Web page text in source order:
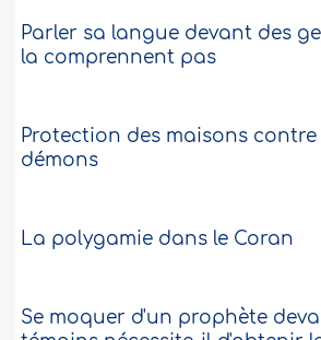
femmes etcouchait avec
conseillé plusieurs fois,
lasourde oreille, ce qui a
amoureuse avec une jeune
Parler sa langue devant des
la comprennent pas
Protection des maisons contre
démons
La polygamie dans le Coran
Se moquer d'un prophète